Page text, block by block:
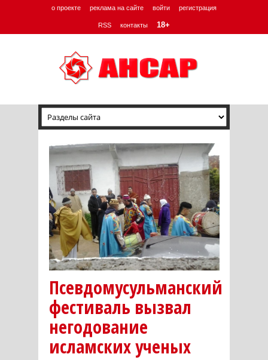
о проекте реклама на сайте войти регистрация
RSS контакты 18+
Псевдомусульманский
фестиваль вызвал
негодование
исламских ученых